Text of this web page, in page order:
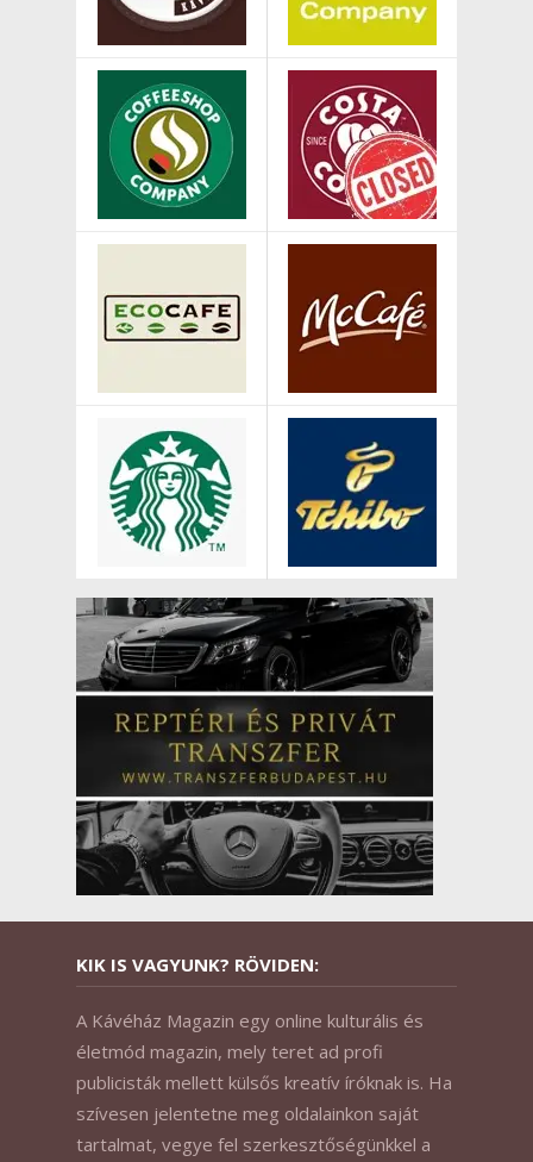
KIK IS VAGYUNK? RÖVIDEN:
A Kávéház Magazin egy online kulturális és
életmód magazin, mely teret ad profi
publicisták mellett külsős kreatív íróknak is. Ha
szívesen jelentetne meg oldalainkon saját
tartalmat, vegye fel szerkesztőségünkkel a